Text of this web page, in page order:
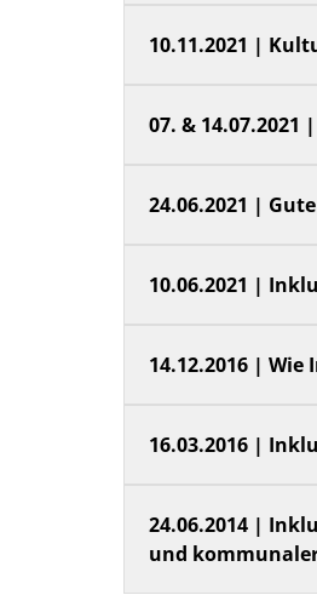
10.11.2021 |
07. &
24.06.2021 |
10.06.2021 |
14.12.2016 |
16.03.2016 |
24.06.2014 |
und